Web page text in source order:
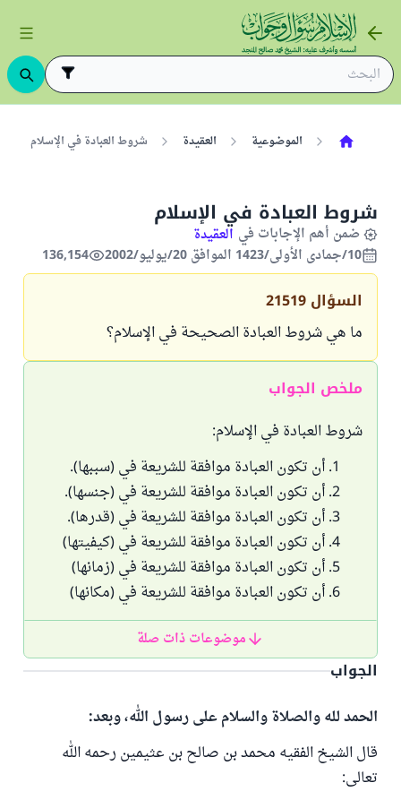
الموضوعية العقيدة شروط العبادة في الإسلام
شروط العبادة في الإسلام
ضمن أهم الإجابات في العقيدة
10/جمادى الأولى/1423 الموافق 20/يوليو/2002
136,154
السؤال 21519
ما هي شروط العبادة الصحيحة في الإسلام؟
ملخص الجواب
شروط العبادة في الإسلام:
أن تكون العبادة موافقة للشريعة في (سببها).
أن تكون العبادة موافقة للشريعة في (جنسها).
أن تكون العبادة موافقة للشريعة في (قدرها).
أن تكون العبادة موافقة للشريعة في (كيفيتها)
أن تكون العبادة موافقة للشريعة في (زمانها)
أن تكون العبادة موافقة للشريعة في (مكانها)
موضوعات ذات صلة
الجواب
الحمد لله والصلاة والسلام على رسول الله، وبعد:
قال الشيخ الفقيه محمد بن صالح بن عثيمين رحمه الله
تعالى: